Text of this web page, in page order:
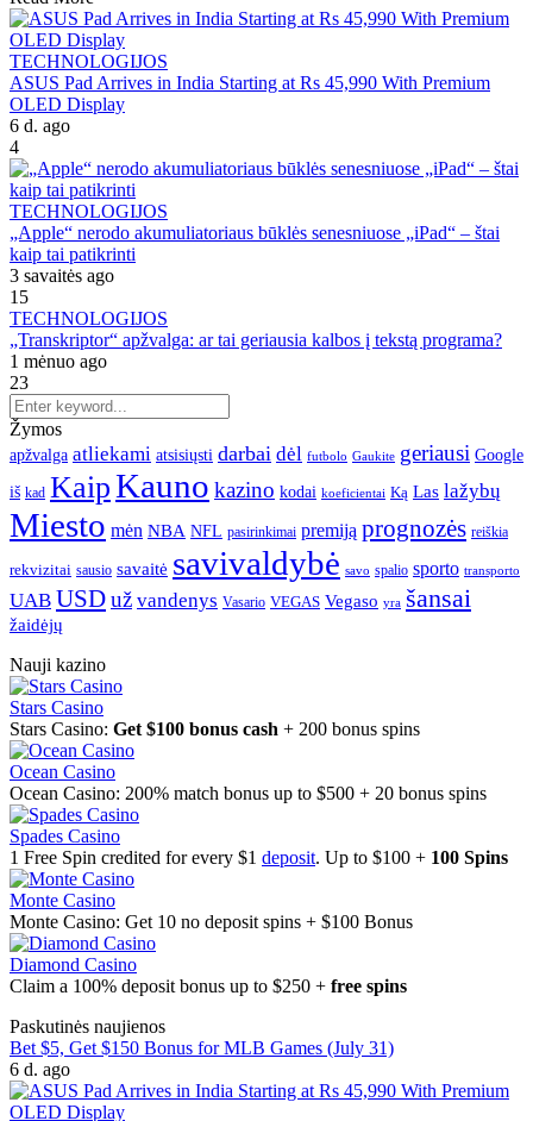
TECHNOLOGIJOS
ASUS Pad Arrives in India Starting at Rs 45,990 With Premium
OLED Display
6 d. ago
4
TECHNOLOGIJOS
„Apple“ nerodo akumuliatoriaus būklės senesniuose „iPad“ – štai
kaip tai patikrinti
3 savaitės ago
15
TECHNOLOGIJOS
„Transkriptor“ apžvalga: ar tai geriausia kalbos į tekstą programa?
1 mėnuo ago
23
Žymos
apžvalga atliekami atsisiųsti darbai dėl futbolo Gaukite geriausi Google
iš kad KaipKauno kazino kodai koeficientai Ką Las lažybų
Miesto mėn NBA NFL pasirinkimai premiją prognozės reiškia
rekvizitai sausio savaitė savivaldybė savo spalio sporto transporto
UAB USDuž vandenys Vasario VEGAS Vegaso yra šansai
žaidėjų
Nauji kazino
Stars Casino
Stars Casino: Get $100 bonus cash + 200 bonus spins
Ocean Casino
Ocean Casino: 200% match bonus up to $500 + 20 bonus spins
Spades Casino
1 Free Spin credited for every $1 deposit. Up to $100 + 100 Spins
Monte Casino
Monte Casino: Get 10 no deposit spins + $100 Bonus
Diamond Casino
Claim a 100% deposit bonus up to $250 + free spins
Paskutinės naujienos
Bet $5, Get $150 Bonus for MLB Games (July 31)
6 d. ago